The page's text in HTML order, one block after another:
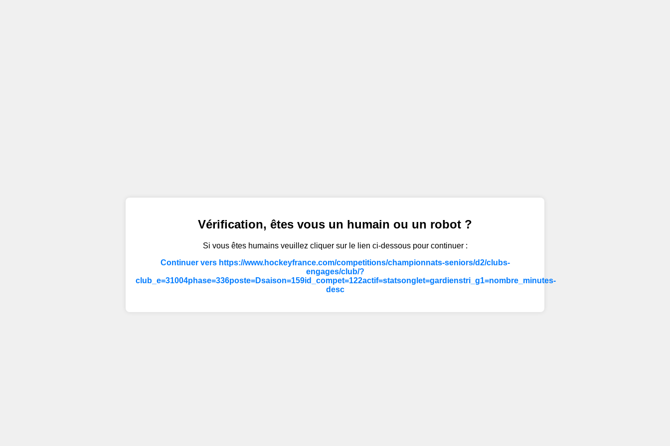
Vérification, êtes vous un humain ou un robot ?
Si vous êtes humains veuillez cliquer sur le lien ci-dessous pour continuer :
Continuer vers https://www.hockeyfrance.com/competitions/championnats-seniors/d2/clubs-
engages/club/?
club_e=31004phase=336poste=Dsaison=159id_compet=122actif=statsonglet=gardienstri_g1=nombre_minutes-
desc